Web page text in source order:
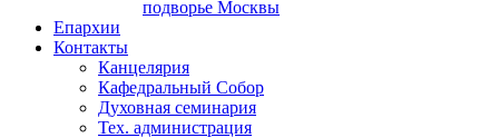
подворье Москвы
Епархии
Контакты
Канцелярия
Кафедральный Собор
Духовная семинария
Тех. администрация